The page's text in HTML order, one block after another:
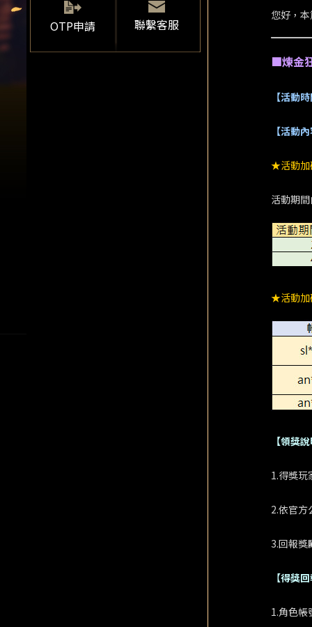
OTP申請 聯繫客服
您好，
■煉金
【活動
【活動
★活動加
活動期
★活動加
【領獎
1.得獎玩
2.依官
3.回報獎
【得獎
1.角色帳